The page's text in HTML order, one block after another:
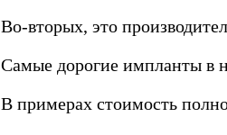
Во-вторых, это
Самые дорогие импланты в
В примерах стоимость